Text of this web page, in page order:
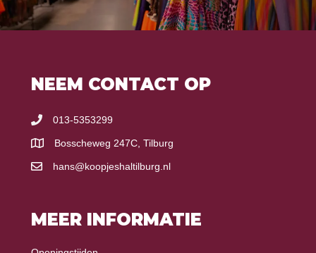
NEEM CONTACT OP
013-5353299
Bosscheweg 247C, Tilburg
hans@koopjeshaltilburg.nl
MEER INFORMATIE